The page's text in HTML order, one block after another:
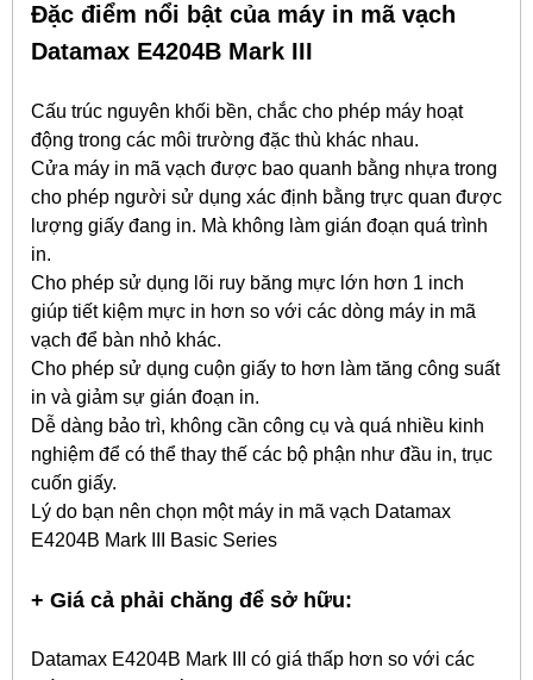
Đặc điểm nổi bật của máy in mã vạch
Datamax E4204B Mark III
Cấu trúc nguyên khối bền, chắc cho phép máy hoạt
động trong các môi trường đặc thù khác nhau.
Cửa máy in mã vạch được bao quanh bằng nhựa trong
cho phép người sử dụng xác định bằng trực quan được
lượng giấy đang in. Mà không làm gián đoạn quá trình
in.
Cho phép sử dụng lõi ruy băng mực lớn hơn 1 inch
giúp tiết kiệm mực in hơn so với các dòng máy in mã
vạch để bàn nhỏ khác.
Cho phép sử dụng cuộn giấy to hơn làm tăng công suất
in và giảm sự gián đoạn in.
Dễ dàng bảo trì, không cần công cụ và quá nhiều kinh
nghiệm để có thể thay thế các bộ phận như đầu in, trục
cuốn giấy.
Lý do bạn nên chọn một máy in mã vạch Datamax
E4204B Mark III Basic Series
+ Giá cả phải chăng để sở hữu:
Datamax E4204B Mark III có giá thấp hơn so với các